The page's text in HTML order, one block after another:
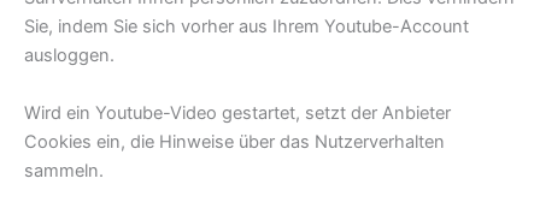
Sie, indem Sie sich vorher aus Ihrem Youtube-Account
ausloggen.
Wird ein Youtube-Video gestartet, setzt der Anbieter
Cookies ein, die Hinweise über das Nutzerverhalten
sammeln.